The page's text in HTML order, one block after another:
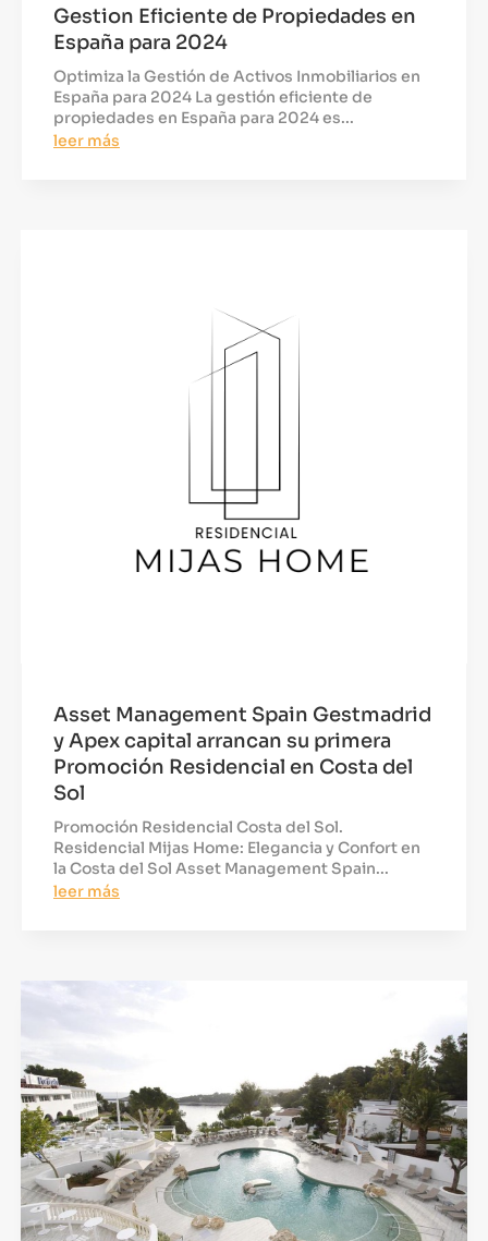
Gestion Eficiente de Propiedades en
España para 2024
Optimiza la Gestión de Activos Inmobiliarios en
España para 2024 La gestión eficiente de
propiedades en España para 2024 es...
leer más
Asset Management Spain Gestmadrid
y Apex capital arrancan su primera
Promoción Residencial en Costa del
Sol
Promoción Residencial Costa del Sol.
Residencial Mijas Home: Elegancia y Confort en
la Costa del Sol Asset Management Spain...
leer más